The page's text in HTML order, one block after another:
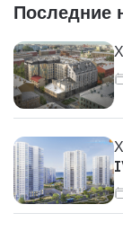
Последние